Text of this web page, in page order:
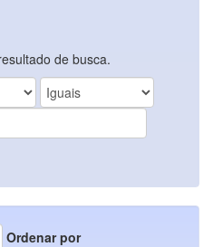
de busca.
Ordenar por